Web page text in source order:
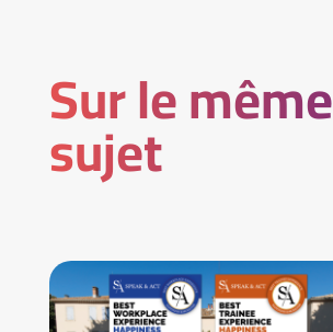
Sur le même
sujet